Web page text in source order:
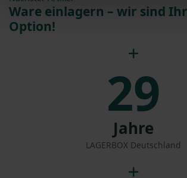
Ware einlagern – wir sind
Option!
29
Jahre
LAGERBOX Deutschland